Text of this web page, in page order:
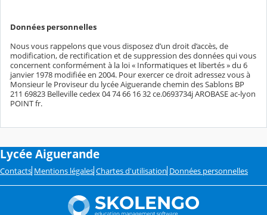
Données personnelles
Nous vous rappelons que vous disposez d’un droit d’accès, de
modification, de rectification et de suppression des données qui vous
concernent conformément à la loi « Informatiques et libertés » du 6
janvier 1978 modifiée en 2004. Pour exercer ce droit adressez vous à
Monsieur le Proviseur du lycée Aiguerande chemin des Sablons BP
211 69823 Belleville cedex 04 74 66 16 32 ce.0693734j AROBASE ac-lyon
POINT fr.
Lycée Aiguerande
Contacts Mentions légales Chartes d'utilisation Données personnelles